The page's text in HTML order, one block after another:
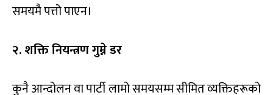
समयमै पत्तो पाएन।
२.शक्ति नियन्त्रण गुम्ने डर
कुनै आन्दोलन वा पार्टी लामो समयसम्म सीमित व्यक्तिहरूको